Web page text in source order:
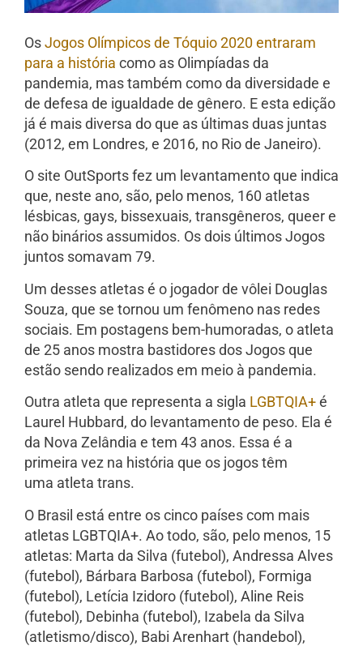
OsJogos Olímpicos de Tóquio 2020 entraram
para a história como as Olimpíadas da
pandemia, mas também como da diversidade e
de defesa de igualdade de gênero. E esta edição
já é mais diversa do que as últimas duas juntas
(2012, em Londres, e 2016, no Rio de Janeiro).
O site OutSports fez um levantamento que indica
que, neste ano, são, pelo menos, 160 atletas
lésbicas, gays, bissexuais, transgêneros, queer e
não binários assumidos. Os dois últimos Jogos
juntos somavam 79.
Um desses atletas é o jogador de vôlei Douglas
Souza, que se tornou um fenômeno nas redes
sociais. Em postagens bem-humoradas, o atleta
de 25 anos mostra bastidores dos Jogos que
estão sendo realizados em meio à pandemia.
Outra atleta que representa a sigla LGBTQIA+é
Laurel Hubbard, do levantamento de peso. Ela é
da Nova Zelândia e tem 43 anos. Essa é a
primeira vez na história que os jogos têm
uma atleta trans.
O Brasil está entre os cinco países com mais
atletas LGBTQIA+. Ao todo, são, pelo menos, 15
atletas: Marta da Silva (futebol), Andressa Alves
(futebol), Bárbara Barbosa (futebol), Formiga
(futebol), Letícia Izidoro (futebol), Aline Reis
(futebol), Debinha (futebol), Izabela da Silva
(atletismo/disco), Babi Arenhart (handebol),